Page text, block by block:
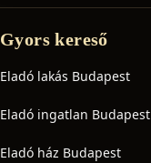
Gyors kereső
Eladó lakás Budapest
Eladó ingatlan Budapest
Eladó ház Budapest